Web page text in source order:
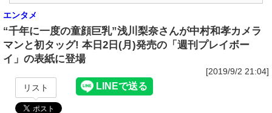
エンタメ
“千年に一度の童顔巨乳”浅川梨奈さんが中村和孝カメラ
マンと初タッグ! 本日2日(月)発売の「週刊プレイボー
イ」の表紙に登場
[2019/9/2 21:04]
リスト